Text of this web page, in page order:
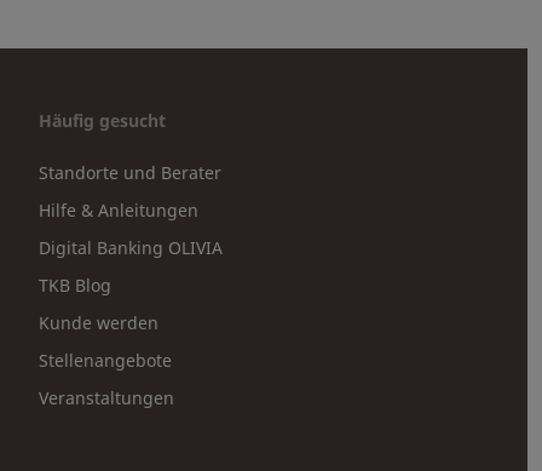
Häufig gesucht
Standorte und Berater
Hilfe & Anleitungen
Digital Banking OLIVIA
TKB Blog
Kunde werden
Stellenangebote
Veranstaltungen